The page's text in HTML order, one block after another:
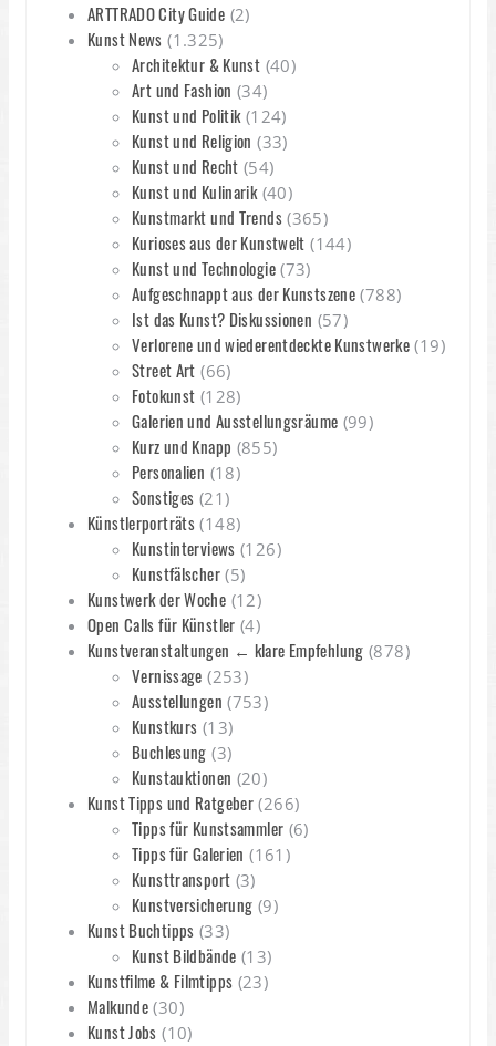
ARTTRADO City Guide (2)
Kunst News (1.325)
Architektur & Kunst (40)
Art und Fashion (34)
Kunst und Politik(124)
Kunst und Religion (33)
Kunst und Recht (54)
Kunst und Kulinarik(40)
Kunstmarkt und Trends(365)
Kurioses aus der Kunstwelt (144)
Kunst und Technologie(73)
Aufgeschnappt aus der Kunstszene (788)
Ist das Kunst? Diskussionen (57)
Verlorene und wiederentdeckte Kunstwerke (19)
Street Art (66)
Fotokunst (128)
Galerien und Ausstellungsräume (99)
Kurz und Knapp (855)
Personalien (18)
Sonstiges (21)
Künstlerporträts (148)
Kunstinterviews (126)
Kunstfälscher(5)
Kunstwerk der Woche (12)
Open Calls für Künstler (4)
Kunstveranstaltungen ← klare Empfehlung (878)
Vernissage (253)
Ausstellungen (753)
Kunstkurs (13)
Buchlesung (3)
Kunstauktionen (20)
Kunst Tipps und Ratgeber (266)
Tipps für Kunstsammler (6)
Tipps für Galerien (161)
Kunsttransport (3)
Kunstversicherung (9)
Kunst Buchtipps (33)
Kunst Bildbände (13)
Kunstfilme & Filmtipps (23)
Malkunde (30)
Kunst Jobs (10)